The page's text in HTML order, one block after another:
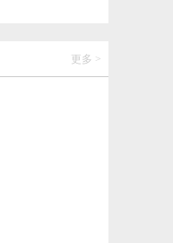
更多 >